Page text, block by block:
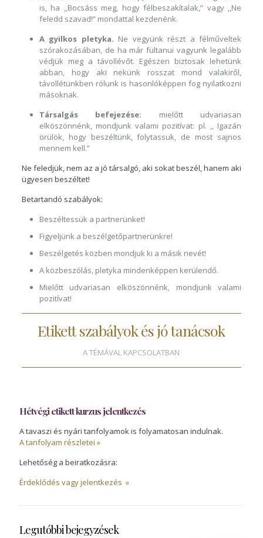
is, ha ,,Bocsáss meg, hogy félbeszakítalak,” vagy ,,Ne
feledd szavad!” mondattal kezdenénk.
A gyilkos pletyka. Ne vegyünk részt a félműveltek
szórakozásában, de ha már fültanui vagyunk legalább
védjük meg a távollévőt. Egészen biztosak lehetünk
abban, hogy aki nekünk rosszat mond valakiről,
távollétünkben rólunk is hasonlóképpen fog nyilatkozni
másoknak.
Társalgás befejezése: mielőtt udvariasan
elköszönnénk, mondjunk valami pozitívat: pl. ,, Igazán
örülök, hogy beszéltünk, folytassuk, de most sajnos
mennem kell.”
Ne feledjük, nem az a jó társalgó, aki sokat beszél, hanem aki
ügyesen beszéltet!
Betartandó szabályok:
Beszéltessük a partnerünket!
Figyeljünk a beszélgetőpartnerünkre!
Beszélgetés közben mondjuk ki a másik nevét!
A közbeszólás, pletyka mindenképpen kerülendő.
Mielőtt udvariasan elköszönnénk, mondjunk valami
pozitívat!
Etikett szabályok és jó tanácsok
A TÉMÁVAL KAPCSOLATBAN
Hétvégi etikett kurzus jelentkezés
A tavaszi és nyári tanfolyamok is folyamatosan indulnak.
A tanfolyam részletei »
Lehetőség a beiratkozásra:
Érdeklődés vagy jelentkezés »
Legutóbbi bejegyzések